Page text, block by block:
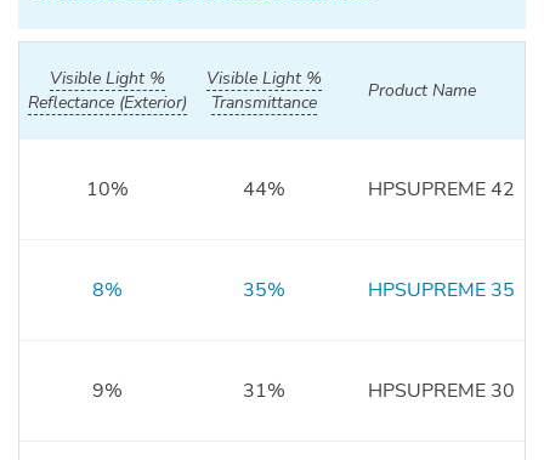
Product Name
% Visible Light
Transmittance
% Visible Light
Reflectance (Exterior)
HPSUPREME 42
44%
10%
HPSUPREME 35
35%
8%
HPSUPREME 30
31%
9%